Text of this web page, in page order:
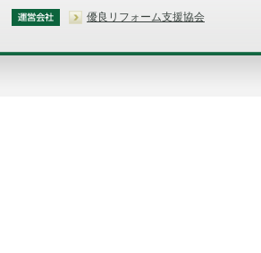
優良リフォーム支援協会